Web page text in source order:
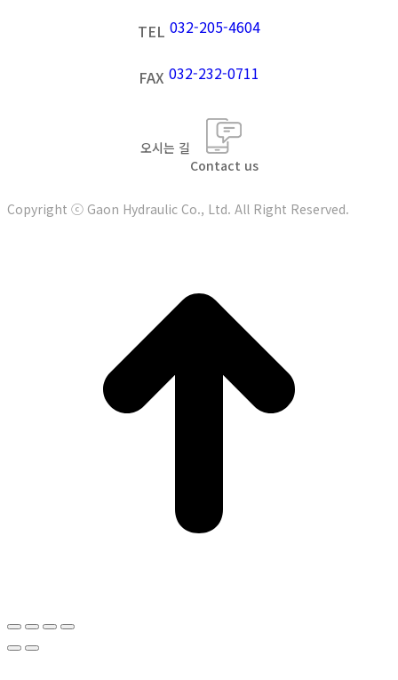
TEL 032-205-4604
FAX 032-232-0711
오시는 길
Contact us
Copyright ⓒ Gaon Hydraulic Co., Ltd. All Right Reserved.